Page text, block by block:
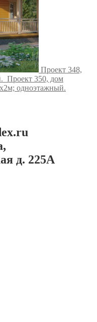
Проект 348,
Проект 350, дом
одноэтажный.
д. 225А